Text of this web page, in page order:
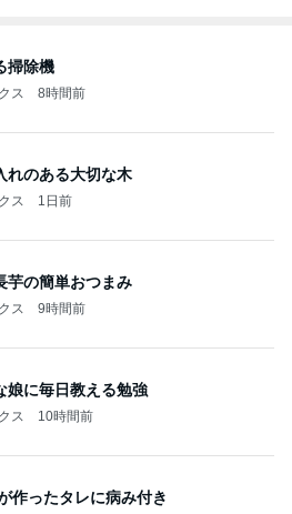
掃除機
ス 8時間前
れのある大切な木
ス 1日前
芋の簡単おつまみ
ス 9時間前
娘に毎日教える勉強
ス 10時間前
作ったタレに病み付き